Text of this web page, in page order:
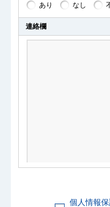
あり なし
連絡欄
個人情報